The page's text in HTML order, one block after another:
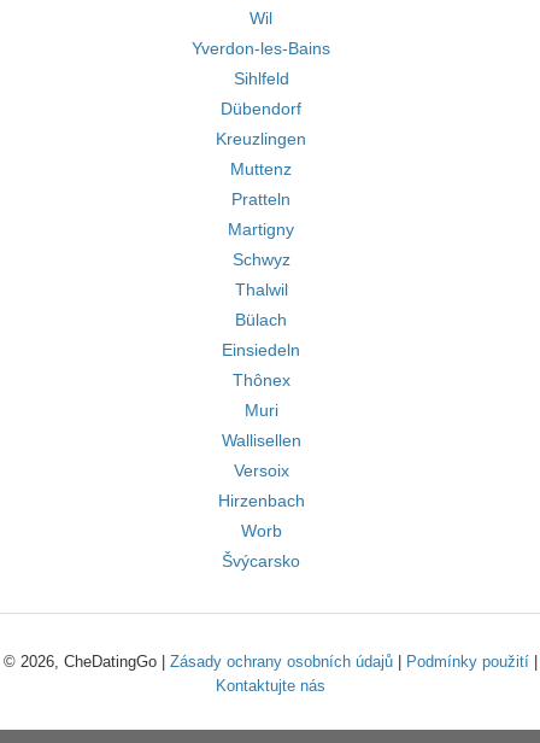
Wil
Yverdon-les-Bains
Sihlfeld
Dübendorf
Kreuzlingen
Muttenz
Pratteln
Martigny
Schwyz
Thalwil
Bülach
Einsiedeln
Thônex
Muri
Wallisellen
Versoix
Hirzenbach
Worb
Švýcarsko
© 2026, CheDatingGo | Zásady ochrany osobních údajů| Podmínky použití|
Kontaktujte nás